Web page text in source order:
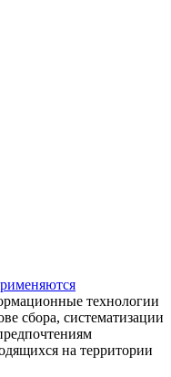
технологии
сбора, систематизации
на территории